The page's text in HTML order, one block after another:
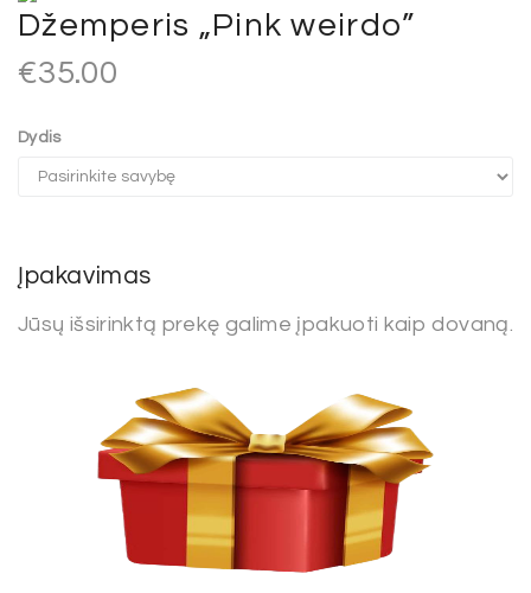
Džemperis „Pink weirdo”
€35.00
Dydis
Įpakavimas
Jūsų išsirinktą prekę galime įpakuoti kaip dovaną.